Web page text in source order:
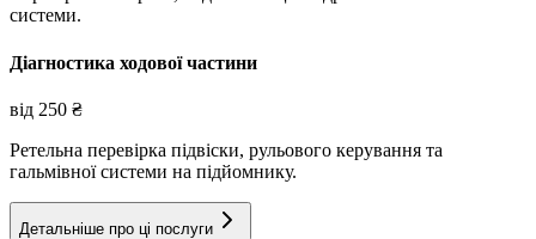
системи.
Діагностика ходової частини
від 250 ₴
Ретельна перевірка підвіски, рульового керування та
гальмівної системи на підйомнику.
Детальніше про ці послуги